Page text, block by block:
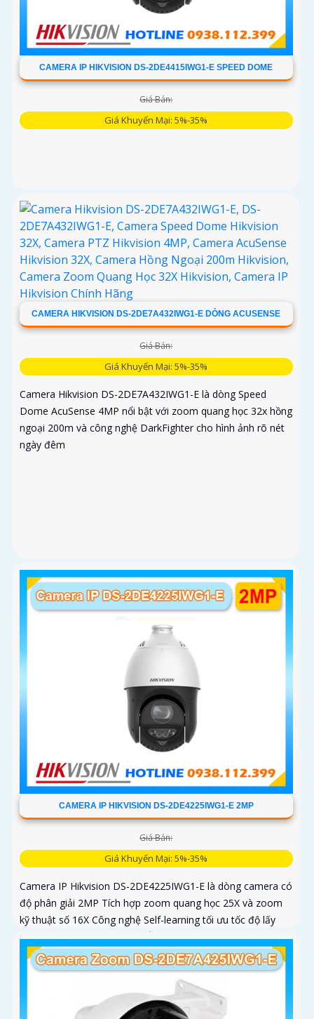
CAMERA IP HIKVISION DS-2DE4415IWG1-E SPEED DOME
Giá Bán:
Giá Khuyến Mại: 5%-35%
CAMERA HIKVISION DS-2DE7A432IWG1-E DÒNG ACUSENSE
Giá Bán:
Giá Khuyến Mại: 5%-35%
Camera Hikvision DS-2DE7A432IWG1-E là dòng Speed
Dome AcuSense 4MP nổi bật với zoom quang học 32x hồng
ngoại 200m và công nghệ DarkFighter cho hình ảnh rõ nét
ngày đêm
CAMERA IP HIKVISION DS-2DE4225IWG1-E 2MP
Giá Bán:
Giá Khuyến Mại: 5%-35%
Camera IP Hikvision DS-2DE4225IWG1-E là dòng camera có
độ phân giải 2MP Tích hợp zoom quang học 25X và zoom
kỹ thuật số 16X Công nghệ Self-learning tối ưu tốc độ lấy
nét, trong khi AI AcuSense hỗ trợ nhận diện người và
phương tiện, chụp tối đa 5 khuôn mặt đồng thời